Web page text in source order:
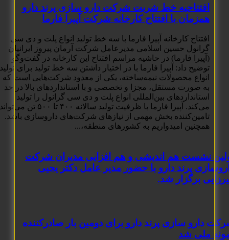
افتتاحیه خط شربت شرکت دارو سازی پرند دارو
همزمان با افتتاح کارخانه شرکت آپیرا فارما
افتتاح کارخانه آپیرا فارما با سه خط تولید انواع پلت و دی سی
گرانول حسین اسلامی مدیرعامل شرکت آرمان پیروز ایرانیان
(آپیرا فارما) در حاشیه مراسم افتتاح این کارخانه در گفت‌وگو
توضیح داد: آپیرا فارما با در اختیار داشتن سه خط تولید برای تولید
انواع محصولات نیمه‌ساخته، یکی از معدود شرکت‌هایی است که
به صورت مستقل، مجزا و تخصصی و با استانداردهای بالا در حد
استانداردهای بین‌المللی انواع پلت و دی سی گرانول را تولید
می‌کند. آپیرا فارما با ظرفیت تولید سالانه ۴۰۰ تا ۵۰۰ تن می‌تواند
تامین‌کننده بخش مهمی از نیازهای شرکت‌های داروسازی باشد.
همچنین امیدواریم به کشورهای منطقه،...
نشست هم اندیشی و هم افزایی مدیران شرکت
پرند دارو با حضور مدیر عامل دکتر یحیی
برگزار شد.
سازی پرند دارو برای دومین بار صادرکننده
ملی شد